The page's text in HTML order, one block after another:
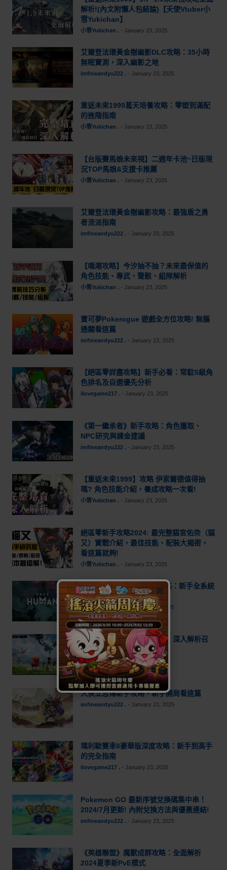
解析!(內文附懶人包結論)【天使Vtuber小
雪Yukichan】
小雪Yukichan . - January 23, 2025
艾爾登法環黃金樹幽影DLC攻略：35小時
無眠實測，深入幽影之地
imfineandyu222 . - January 23, 2025
重返未來1999葛天培養攻略：零塑到滿配
的進階指南
小雪Yukichan . - January 23, 2025
【台版賽馬娘未來視】二週年卡池~日版現
況TOP馬娘&支援卡推薦
小雪Yukichan . - January 23, 2025
艾爾登法環黃金樹幽影攻略：最強盾之勇
者流派指南
imfineandyu222 . - January 23, 2025
【鳴潮攻略】今汐抽不抽？未來最保值的
角色技能、專武、聲骸、組隊解析
小雪Yukichan . - January 23, 2025
寶可夢Pokerogue 遊戲全方位攻略! 無腦
通關看這篇
imfineandyu222 . - January 23, 2025
【絕區零詳盡攻略】新手必看：常駐S級角
色排名及自選優先分析
ilovegame217 . - January 23, 2025
《第一繼承者》新手攻略：角色獲取、
NPC研究與課金建議
imfineandyu222 . - January 23, 2025
【重返未來1999】攻略 伊索爾德值得抽
嗎? 角色技能介紹，養成攻略一次看!
小雪Yukichan . - January 23, 2025
絕區零新手攻略2024: 最完整貓宮佑奈（貓
又）實戰介紹，最佳技能、配裝大揭密，
看這篇就夠!
小雪Yukichan . - January 23, 2025
七日世界 Once Human 攻略：新手全系統
上手指南
imfineandyu222 .- January 23, 2025
《見習狩獵家》全方位攻略：深入解析召
喚策略與陣容搭配
ilovegame217 .- January 23, 2025
大俠立志傳新手攻略，新手開局看這篇
imfineandyu222 . - January 23, 2025
瑪利歐賽車8豪華版深度攻略：新手到高手
的完全指南
ilovegame217 . - January 23, 2025
Pokemon GO 最新序號兌換碼集中串！
2024/7月更新! 內附兌換方法與優惠連結!
imfineandyu222 . - January 23, 2025
《英雄聯盟》魔獸成群攻略：全面解析
2024夏季新PvE模式
✖